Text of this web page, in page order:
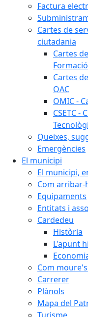
Factura
Cartes de
ciutadania
Cartes
Cartes
OAC
OMIC -
CSETC -
Queixes,
Emergències
El municipi
El municipi,
Com arribar-
Equipaments
Entitats i
Cardedeu
Història
L'apunt
Com
Carrerer
Plànols
Mapa del